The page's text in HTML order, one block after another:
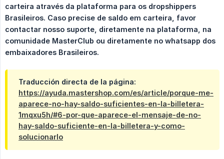
carteira através da plataforma para os dropshippers
Brasileiros. Caso precise de saldo em carteira, favor
contactar nosso suporte, diretamente na plataforma, na
comunidade MasterClub ou diretamente no whatsapp dos
embaixadores Brasileiros.
Traducción directa de la página:
https://ayuda.mastershop.com/es/article/porque-me-
aparece-no-hay-saldo-suficientes-en-la-billetera-
1mqxu5h/#6-por-que-aparece-el-mensaje-de-no-
hay-saldo-suficiente-en-la-billetera-y-como-
solucionarlo